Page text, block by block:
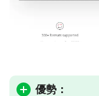
優勢：